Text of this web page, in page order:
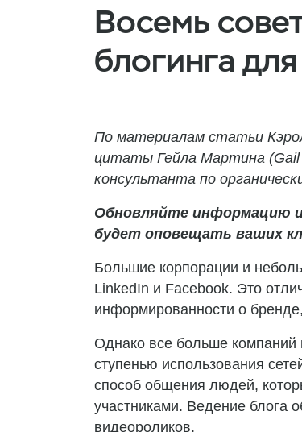
Восемь
блогинга
По материалам статьи
цитаты Гейла Мартина (Gail
консультанта по
Обновляйте информацию
будет оповещать ваших
Большие корпорации и
LinkedIn и Facebook. Это
информированности о
Однако все больше
ступенью использования
способ общения людей,
участниками. Ведение блога
видеороликов.